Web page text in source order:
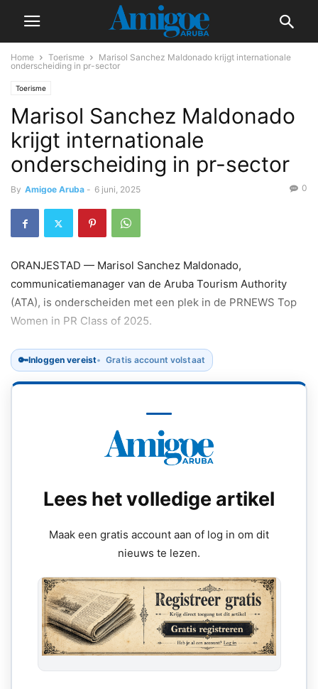
Home Toerisme
Marisol Sanchez Maldonado krijgt internationale
onderscheiding in pr-sector
Toerisme
Marisol Sanchez Maldonado
krijgt internationale
onderscheiding in pr-sector
By Amigoe Aruba - 6 juni, 2025 0
ORANJESTAD — Marisol Sanchez Maldonado,
communicatiemanager van de Aruba Tourism Authority
(ATA), is onderscheiden met een plek in de PRNEWS Top
Women in PR Class of 2025.
🔑Inloggen vereist Gratis account volstaat
Lees het volledige artikel
Maak een gratis account aan of log in om dit
nieuws te lezen.